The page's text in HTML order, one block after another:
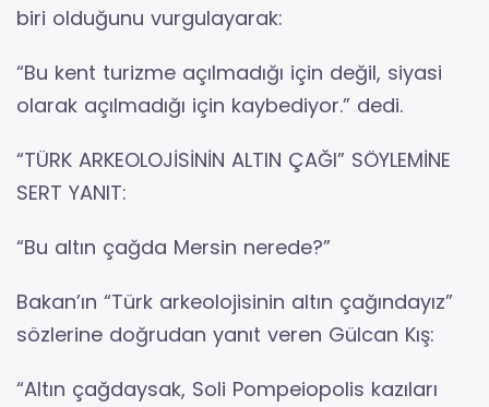
biri olduğunu vurgulayarak:
“Bu kent turizme açılmadığı için değil, siyasi
olarak açılmadığı için kaybediyor.” dedi.
“TÜRK ARKEOLOJİSİNİN ALTIN ÇAĞI” SÖYLEMİNE
SERT YANIT:
“Bu altın çağda Mersin nerede?”
Bakan’ın “Türk arkeolojisinin altın çağındayız”
sözlerine doğrudan yanıt veren Gülcan Kış:
“Altın çağdaysak, Soli Pompeiopolis kazıları